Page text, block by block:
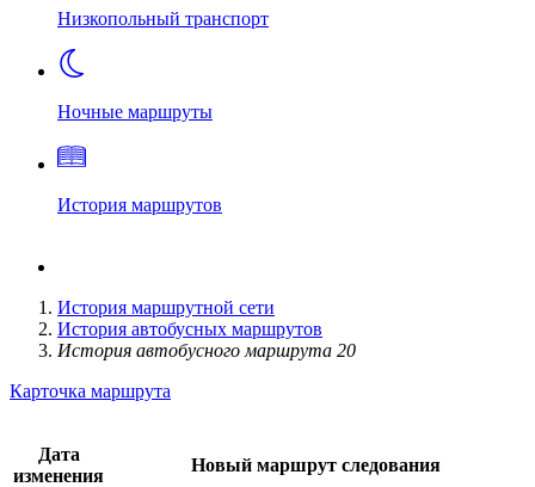
Низкопольный транспорт
Ночные маршруты
История маршрутов
История маршрутной сети
История автобусных маршрутов
История автобусного маршрута 20
Карточка маршрута
Дата
изменения
Новый маршрут следования